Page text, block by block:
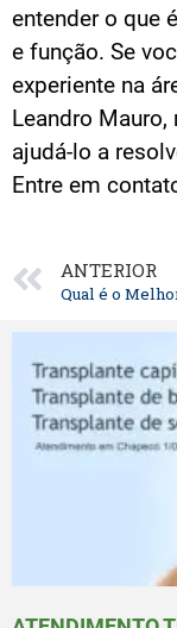
entender o que
e função. Se
experiente na
Leandro
ajudá-lo a
Entre em
ANTERIOR